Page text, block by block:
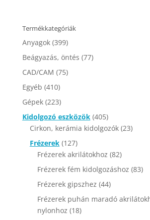
Termékkategóriák
Anyagok (399)
Beágyazás, öntés (77)
CAD/CAM (75)
Egyéb (410)
Gépek (223)
Kidolgozó eszközök (405)
Cirkon, kerámia kidolgozók (23)
Frézerek (127)
Frézerek akrilátokhoz (82)
Frézerek fém kidolgozáshoz (83)
Frézerek gipszhez (44)
Frézerek puhán maradó
nylonhoz (18)